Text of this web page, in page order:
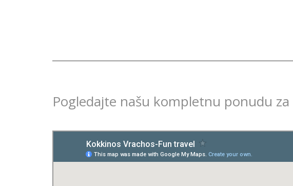
Pogledajte našu kompletnu ponudu za